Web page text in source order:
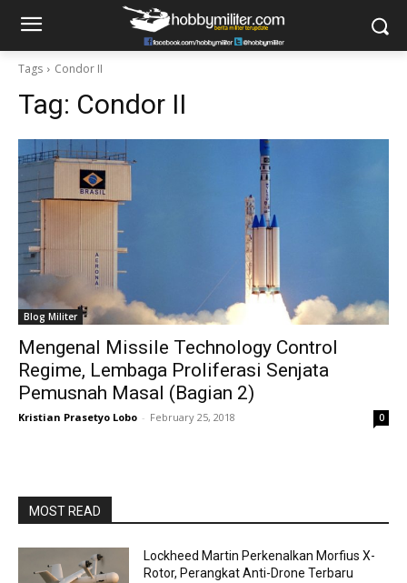
Tags Condor II
Tag: Condor II
Blog Militer
Mengenal Missile Technology Control
Regime, Lembaga Proliferasi Senjata
Pemusnah Masal (Bagian 2)
Kristian Prasetyo Lobo - February 25, 2018 0
MOST READ
Lockheed Martin Perkenalkan Morfius X-
Rotor, Perangkat Anti-Drone Terbaru